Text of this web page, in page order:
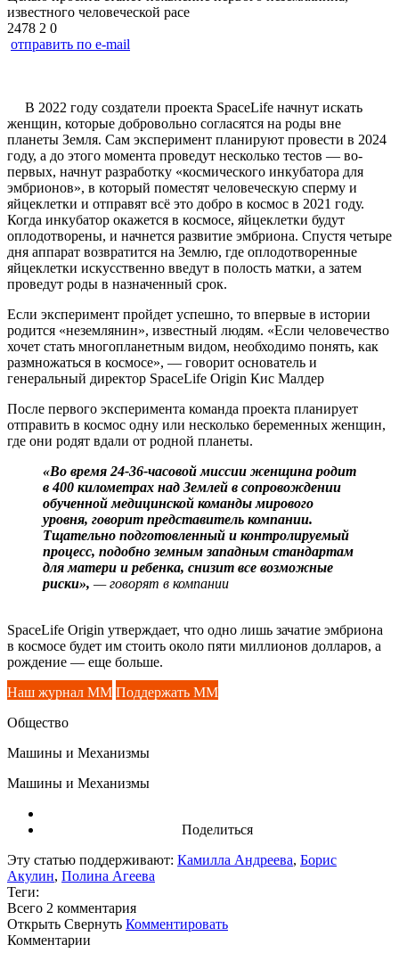
известного человеческой расе
2478 2 0
отправить по e-mail
В 2022 году создатели проекта SpaceLife начнут искать
женщин, которые добровольно согласятся на роды вне
планеты Земля. Сам эксперимент планируют провести в 2024
году, а до этого момента проведут несколько тестов — во-
первых, начнут разработку «космического инкубатора для
эмбрионов», в который поместят человеческую сперму и
яйцеклетки и отправят всё это добро в космос в 2021 году.
Когда инкубатор окажется в космосе, яйцеклетки будут
оплодотворены, и начнется развитие эмбриона. Спустя четыре
дня аппарат возвратится на Землю, где оплодотворенные
яйцеклетки искусственно введут в полость матки, а затем
проведут роды в назначенный срок.
Если эксперимент пройдет успешно, то впервые в истории
родится «неземлянин», известный людям. «Если человечество
хочет стать многопланетным видом, необходимо понять, как
размножаться в космосе», — говорит основатель и
генеральный директор SpaceLife Origin Кис Малдер
После первого эксперимента команда проекта планирует
отправить в космос одну или несколько беременных женщин,
где они родят вдали от родной планеты.
«Во время 24-36-часовой миссии женщина родит
в 400 километрах над Землей в сопровождении
обученной медицинской команды мирового
уровня, говорит представитель компании.
Тщательно подготовленный и контролируемый
процесс, подобно земным западным стандартам
для матери и ребенка, снизит все возможные
риски», — говорят в компании
SpaceLife Origin утверждает, что одно лишь зачатие эмбриона
в космосе будет им стоить около пяти миллионов долларов, а
рождение — еще больше.
Наш журнал ММ Поддержать ММ
Общество
Машины и Механизмы
Машины и Механизмы
Поделиться
Эту статью поддерживают: Камилла Андреева, Борис
Акулин, Полина Агеева
Теги:
Всего 2 комментария
Открыть Свернуть Комментировать
Комментарии